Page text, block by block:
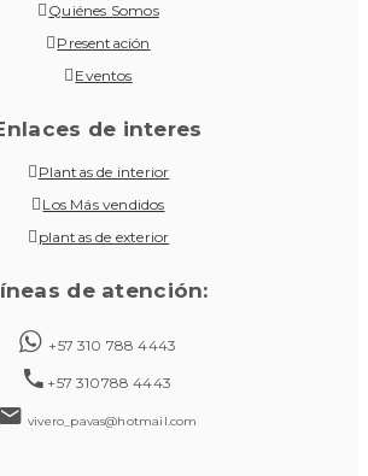
Quiénes Somos
Presentación
Eventos
de interes
Plantas de interior
Los Más vendidos
plantas de exterior
de atención:
+57 310 788 4443
+57 310788 4443
vivero_pavas@hotmail.com